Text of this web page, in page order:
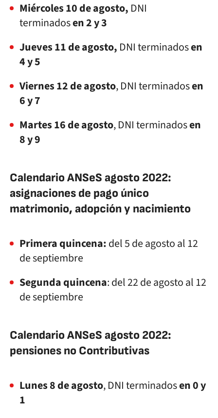
Miércoles 10 de agosto, DNI
terminadosen 2 y 3
Jueves 11 de agosto, DNI terminadosen
4 y 5
Viernes 12 de agosto, DNI terminadosen
6 y 7
Martes 16 de agosto, DNI terminadosen
8 y 9
Calendario ANSeS agosto 2022:
asignaciones de pago único
matrimonio, adopción y nacimiento
Primera quincena:del 5 de agosto al 12
de septiembre
Segunda quincena: del 22 de agosto al 12
de septiembre
Calendario ANSeS agosto 2022:
pensiones no Contributivas
Lunes 8 de agosto, DNI terminadosen 0 y
1